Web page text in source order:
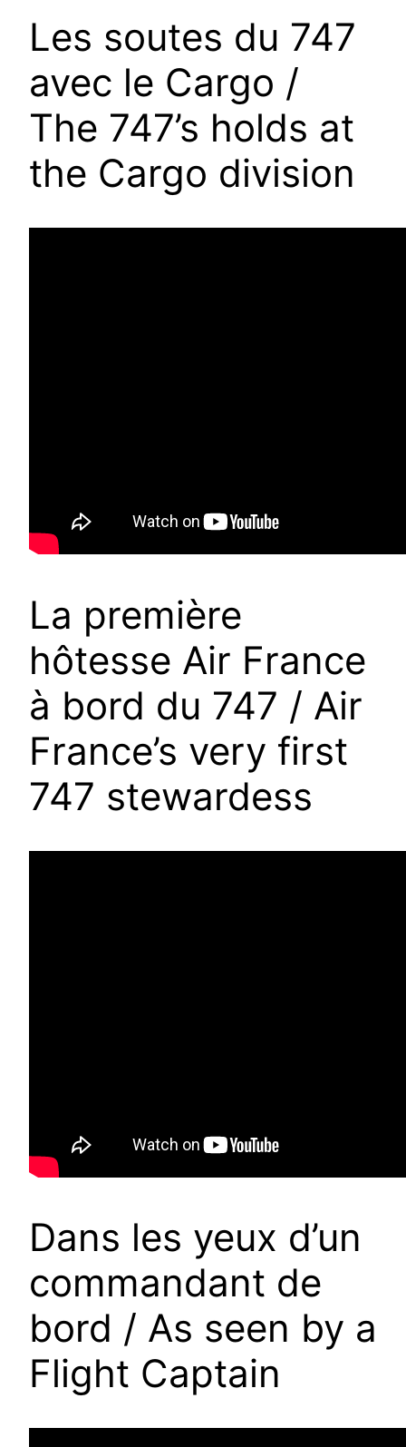
Les soutes du 747
avec le Cargo /
The 747’s holds at
the Cargo division
La première
hôtesse Air France
à bord du 747 / Air
France’s very first
747 stewardess
Dans les yeux d’un
commandant de
bord / As seen by a
Flight Captain